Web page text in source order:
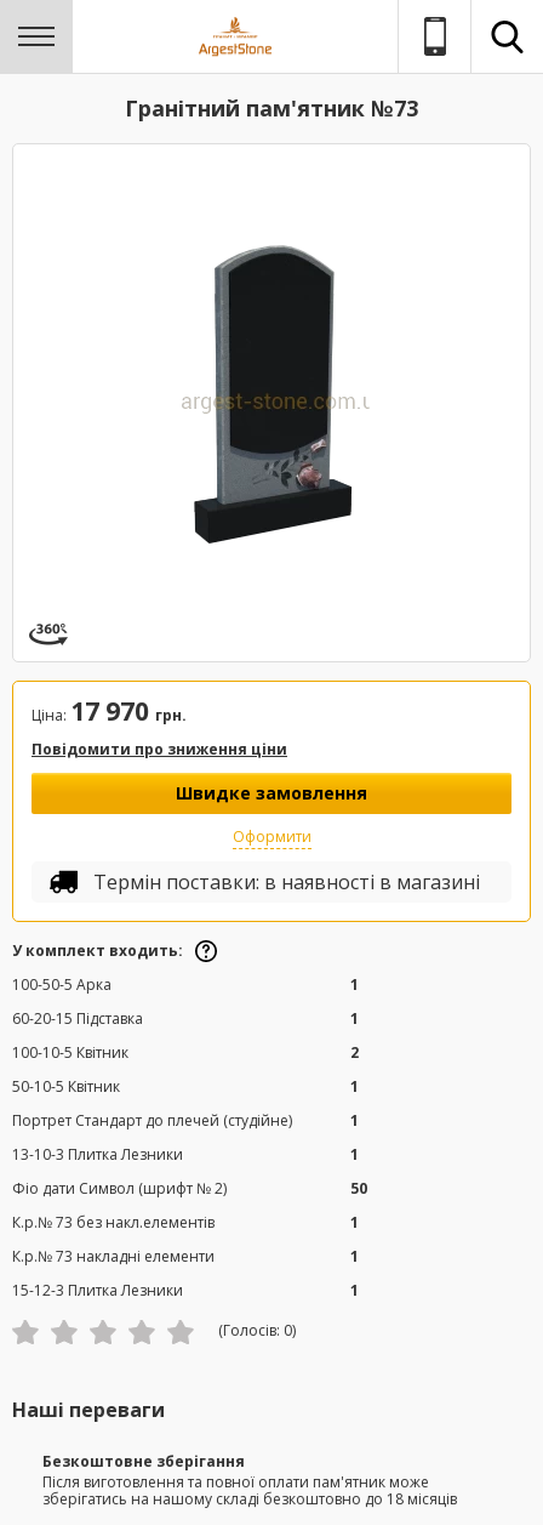
Гранітний пам'ятник №73
Ціна: 17 970 грн.
Повідомити про зниження ціни
Швидке замовлення
Оформити
Термін поставки: в наявності в магазині
У комплект входить:
100-50-5 Арка
1
60-20-15 Підставка
1
100-10-5 Квітник
2
50-10-5 Квітник
1
Портрет Стандарт до плечей (студійне)
1
13-10-3 Плитка Лезники
1
Фіо дати Символ (шрифт № 2)
50
К.р.№ 73 без накл.елементів
1
К.р.№ 73 накладні елементи
1
15-12-3 Плитка Лезники
1
(Голосів: 0)
Наші переваги
Безкоштовне зберігання
Після виготовлення та повної оплати пам'ятник може
зберігатись на нашому складі безкоштовно до 18 місяців